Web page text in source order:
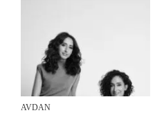
AVDAN